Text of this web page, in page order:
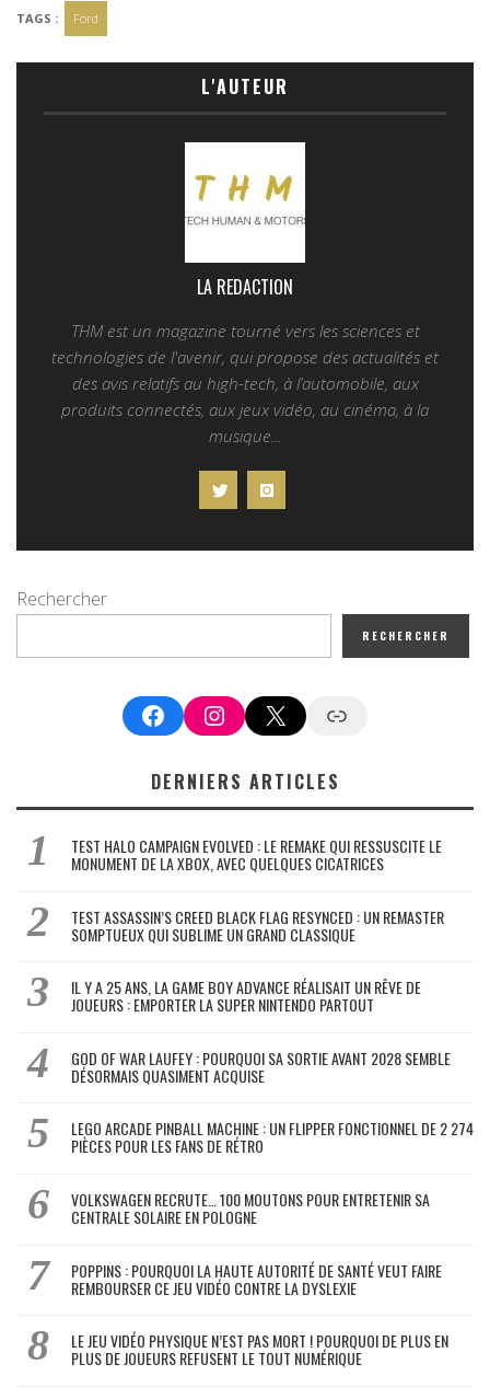
TAGS : Ford
L'AUTEUR
LA REDACTION
THM est un magazine tourné vers les sciences et
technologies de l'avenir, qui propose des actualités et
des avis relatifs au high-tech, à l’automobile, aux
produits connectés, aux jeux vidéo, au cinéma, à la
musique...
Rechercher
RECHERCHER
FacebookInstagram
X Google News
DERNIERS ARTICLES
TEST HALO CAMPAIGN EVOLVED : LE REMAKE QUI RESSUSCITE LE
MONUMENT DE LA XBOX, AVEC QUELQUES CICATRICES
TEST ASSASSIN’S CREED BLACK FLAG RESYNCED : UN REMASTER
SOMPTUEUX QUI SUBLIME UN GRAND CLASSIQUE
IL Y A 25 ANS, LA GAME BOY ADVANCE RÉALISAIT UN RÊVE DE
JOUEURS : EMPORTER LA SUPER NINTENDO PARTOUT
GOD OF WAR LAUFEY : POURQUOI SA SORTIE AVANT 2028 SEMBLE
DÉSORMAIS QUASIMENT ACQUISE
LEGO ARCADE PINBALL MACHINE : UN FLIPPER FONCTIONNEL DE 2 274
PIÈCES POUR LES FANS DE RÉTRO
VOLKSWAGEN RECRUTE… 100 MOUTONS POUR ENTRETENIR SA
CENTRALE SOLAIRE EN POLOGNE
POPPINS : POURQUOI LA HAUTE AUTORITÉ DE SANTÉ VEUT FAIRE
REMBOURSER CE JEU VIDÉO CONTRE LA DYSLEXIE
LE JEU VIDÉO PHYSIQUE N’EST PAS MORT ! POURQUOI DE PLUS EN
PLUS DE JOUEURS REFUSENT LE TOUT NUMÉRIQUE